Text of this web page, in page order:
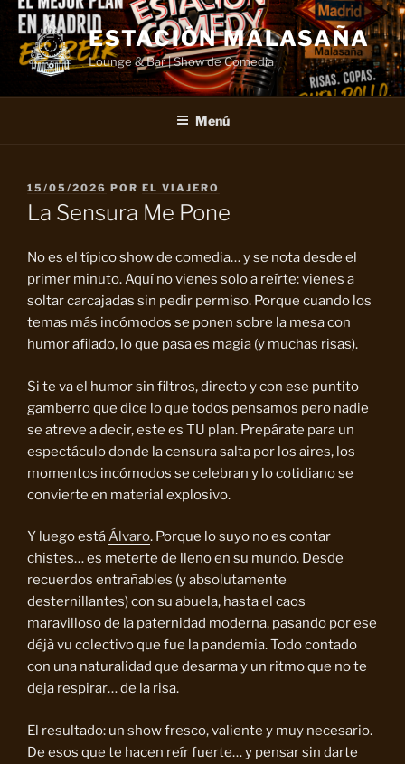
Saltar
contenido
ESTACIÓN MALASAÑA
Lounge & Bar | Show de Comedia
Menú
PUBLICADO
EL
15/05/2026 POR EL VIAJERO
La Sensura Me Pone
No es el típico show de comedia… y se nota desde el
primer minuto. Aquí no vienes solo a reírte: vienes a
soltar carcajadas sin pedir permiso. Porque cuando los
temas más incómodos se ponen sobre la mesa con
humor afilado, lo que pasa es magia (y muchas risas).
Si te va el humor sin filtros, directo y con ese puntito
gamberro que dice lo que todos pensamos pero nadie
se atreve a decir, este es TU plan. Prepárate para un
espectáculo donde la censura salta por los aires, los
momentos incómodos se celebran y lo cotidiano se
convierte en material explosivo.
Y luego estáÁlvaro. Porque lo suyo no es contar
chistes… es meterte de lleno en su mundo. Desde
recuerdos entrañables (y absolutamente
desternillantes) con su abuela, hasta el caos
maravilloso de la paternidad moderna, pasando por ese
déjà vu colectivo que fue la pandemia. Todo contado
con una naturalidad que desarma y un ritmo que no te
deja respirar… de la risa.
El resultado: un show fresco, valiente y muy necesario.
De esos que te hacen reír fuerte… y pensar sin darte